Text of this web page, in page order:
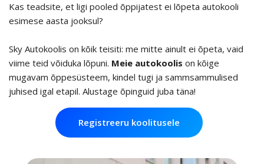
Kas teadsite, et ligi pooled õppijatest ei lõpeta autokooli
esimese aasta jooksul?
Sky Autokoolis on kõik teisiti: me mitte ainult ei õpeta, vaid
viime teid võiduka lõpuni. Meie autokoolis on kõige
mugavam õppesüsteem, kindel tugi ja sammsammulised
juhised igal etapil. Alustage õpinguid juba täna!
Registreeru koolitusele